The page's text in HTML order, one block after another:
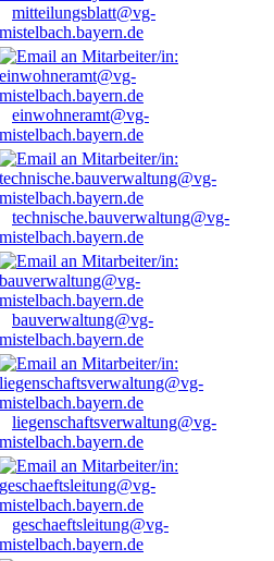
mitteilungsblatt@vg-
mistelbach.bayern.de
einwohneramt@vg-
mistelbach.bayern.de
technische.bauverwaltung@vg-
mistelbach.bayern.de
bauverwaltung@vg-
mistelbach.bayern.de
liegenschaftsverwaltung@vg-
mistelbach.bayern.de
geschaeftsleitung@vg-
mistelbach.bayern.de